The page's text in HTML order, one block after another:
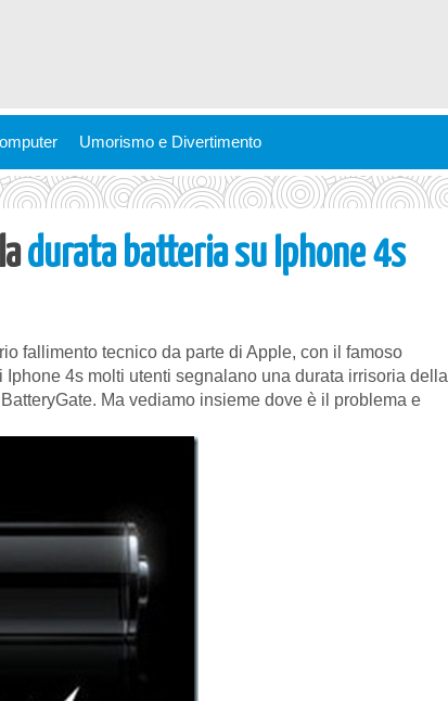
Umorismo e Divertimento
durata batteria su Iphone 4s
fallimento tecnico da parte di Apple, con il famoso
4s molti utenti segnalano una durata irrisoria della
Ma vediamo insieme dove è il problema e